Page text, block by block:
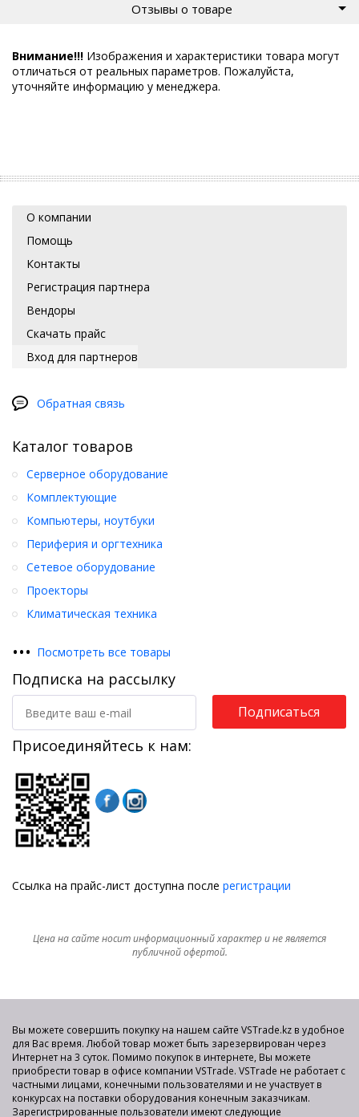
Отзывы о товаре
Внимание!!! Изображения и характеристики товара могут
отличаться от реальных параметров. Пожалуйста,
уточняйте информацию у менеджера.
О компании
Помощь
Контакты
Регистрация партнера
Вендоры
Скачать прайс
Вход для партнеров
Обратная связь
Каталог товаров
Серверное оборудование
Комплектующие
Компьютеры, ноутбуки
Периферия и оргтехника
Сетевое оборудование
Проекторы
Климатическая техника
••• Посмотреть все товары
Подписка на рассылку
Подписаться
Присоединяйтесь к нам:
Ссылка на прайс-лист доступна после регистрации
Цена на сайте носит информационный характер и не является
публичной офертой.
Вы можете совершить покупку на нашем сайте VSTrade.kz в удобное
для Вас время. Любой товар может быть зарезервирован через
Интернет на 3 суток. Помимо покупок в интернете, Вы можете
приобрести товар в офисе компании VSTrade. VSTrade не работает с
частными лицами, конечными пользователями и не участвует в
конкурсах на поставки оборудования конечным заказчикам.
Зарегистрированные пользователи имеют следующие